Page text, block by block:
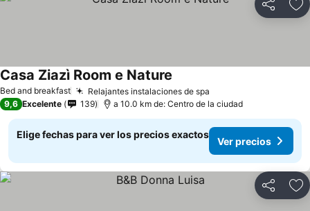
Compartir
Bed and breakfast Relajantes instalaciones de spa
Casa Ziazì Room e Nature
9,6 Excelente 139 a 10.0 km de: Centro de la ciudad
Elige fechas para ver los precios exactos
Ver precios
Compartir